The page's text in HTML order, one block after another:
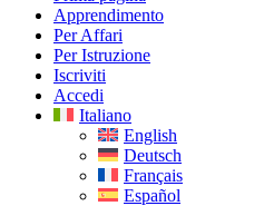
Apprendimento
Per Affari
Per Istruzione
Iscriviti
Accedi
Italiano
English
Deutsch
Français
Español